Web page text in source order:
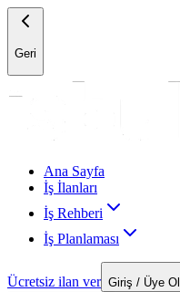
Geri
Ana Sayfa
İş İlanları
İş Rehberi
İş Planlaması
Ücretsiz ilan ver Giriş / Üye Ol